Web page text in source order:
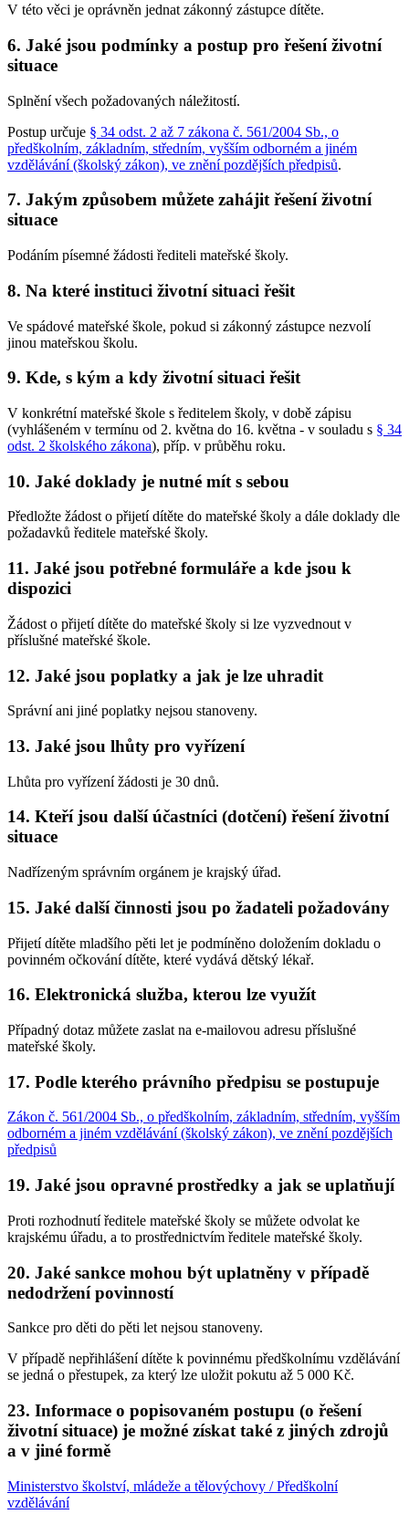
V této věci je oprávněn jednat zákonný zástupce dítěte.
6. Jaké jsou podmínky a postup pro řešení životní
situace
Splnění všech požadovaných náležitostí.
Postup určuje § 34 odst. 2 až 7 zákona č. 561/2004 Sb., o
předškolním, základním, středním, vyšším odborném a jiném
vzdělávání (školský zákon), ve znění pozdějších předpisů.
7. Jakým způsobem můžete zahájit řešení životní
situace
Podáním písemné žádosti řediteli mateřské školy.
8. Na které instituci životní situaci řešit
Ve spádové mateřské škole, pokud si zákonný zástupce nezvolí
jinou mateřskou školu.
9. Kde, s kým a kdy životní situaci řešit
V konkrétní mateřské škole s ředitelem školy, v době zápisu
(vyhlášeném v termínu od 2. května do 16. května - v souladu s § 34
odst. 2 školského zákona), příp. v průběhu roku.
10. Jaké doklady je nutné mít s sebou
Předložte žádost o přijetí dítěte do mateřské školy a dále doklady dle
požadavků ředitele mateřské školy.
11. Jaké jsou potřebné formuláře a kde jsou k
dispozici
Žádost o přijetí dítěte do mateřské školy si lze vyzvednout v
příslušné mateřské škole.
12. Jaké jsou poplatky a jak je lze uhradit
Správní ani jiné poplatky nejsou stanoveny.
13. Jaké jsou lhůty pro vyřízení
Lhůta pro vyřízení žádosti je 30 dnů.
14. Kteří jsou další účastníci (dotčení) řešení životní
situace
Nadřízeným správním orgánem je krajský úřad.
15. Jaké další činnosti jsou po žadateli požadovány
Přijetí dítěte mladšího pěti let je podmíněno doložením dokladu o
povinném očkování dítěte, které vydává dětský lékař.
16. Elektronická služba, kterou lze využít
Případný dotaz můžete zaslat na e-mailovou adresu příslušné
mateřské školy.
17. Podle kterého právního předpisu se postupuje
Zákon č. 561/2004 Sb., o předškolním, základním, středním, vyšším
odborném a jiném vzdělávání (školský zákon), ve znění pozdějších
předpisů
19. Jaké jsou opravné prostředky a jak se uplatňují
Proti rozhodnutí ředitele mateřské školy se můžete odvolat ke
krajskému úřadu, a to prostřednictvím ředitele mateřské školy.
20. Jaké sankce mohou být uplatněny v případě
nedodržení povinností
Sankce pro děti do pěti let nejsou stanoveny.
V případě nepřihlášení dítěte k povinnému předškolnímu vzdělávání
se jedná o přestupek, za který lze uložit pokutu až 5 000 Kč.
23. Informace o popisovaném postupu (o řešení
životní situace) je možné získat také z jiných zdrojů
a v jiné formě
Ministerstvo školství, mládeže a tělovýchovy / Předškolní
vzdělávání